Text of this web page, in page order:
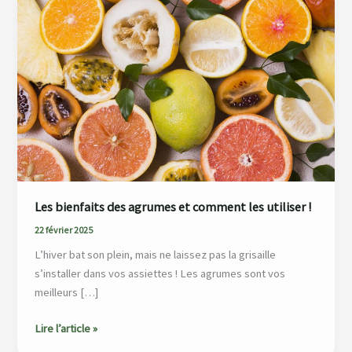
Les bienfaits des agrumes et comment les utiliser !
22 février 2025
L’hiver bat son plein, mais ne laissez pas la grisaille
s’installer dans vos assiettes ! Les agrumes sont vos
meilleurs […]
des
agrumes
et
comment
les
utiliser
!
Lire l’article »